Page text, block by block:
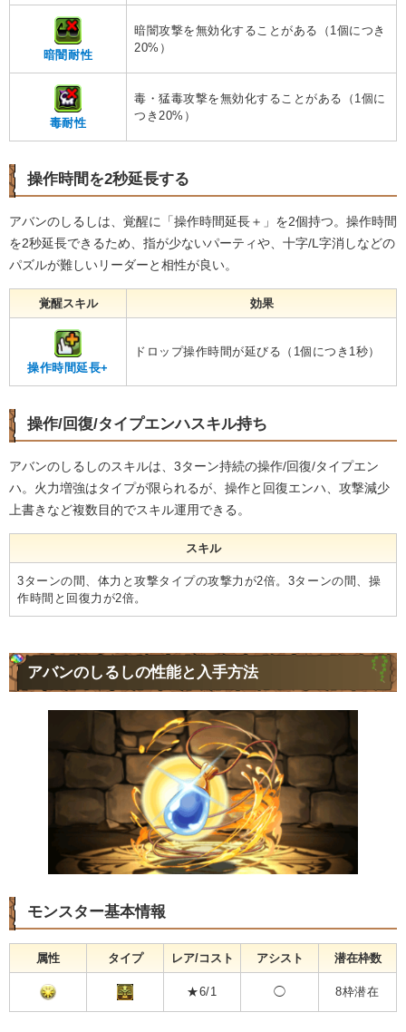
暗闇耐性
暗闇攻撃を無効化することがある（1個につき
20%）
毒耐性
毒・猛毒攻撃を無効化することがある（1個に
つき20%）
操作時間を2秒延長する
アバンのしるしは、覚醒に「操作時間延長＋」を2個持つ。操作時間
を2秒延長できるため、指が少ないパーティや、十字/L字消しなどの
パズルが難しいリーダーと相性が良い。
覚醒スキル 効果
操作時間延長+
ドロップ操作時間が延びる（1個につき1秒）
操作/回復/タイプエンハスキル持ち
アバンのしるしのスキルは、3ターン持続の操作/回復/タイプエン
ハ。火力増強はタイプが限られるが、操作と回復エンハ、攻撃減少
上書きなど複数目的でスキル運用できる。
スキル
3ターンの間、体力と攻撃タイプの攻撃力が2倍。3ターンの間、操
作時間と回復力が2倍。
アバンのしるしの性能と入手方法
モンスター基本情報
属性 タイプ レア/コスト アシスト 潜在枠数
★6/1 ◯ 8枠潜在